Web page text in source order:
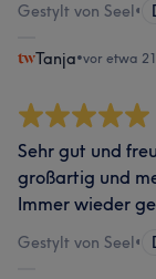
Gestylt von Seel•
Tanja•vor etwa
Sehr gut und
großartig und
Immer wieder
Gestylt von Seel•